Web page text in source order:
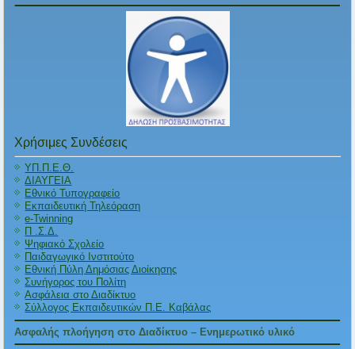
Χρήσιμες Συνδέσεις
ΥΠ.Π.Ε.Θ.
ΔΙΑΥΓΕΙΑ
Εθνικό Τυπογραφείο
Εκπαιδευτική Τηλεόραση
e-Twinning
Π .Σ.Δ.
Ψηφιακό Σχολείο
Παιδαγωγικό Ινστιτούτο
Εθνική Πύλη Δημόσιας Διοίκησης
Συνήγορος του Πολίτη
Ασφάλεια στο Διαδίκτυο
Σύλλογος Εκπαιδευτικών Π.Ε. Καβάλας
Ασφαλής πλοήγηση στο Διαδίκτυο – Ενημερωτικό υλικό